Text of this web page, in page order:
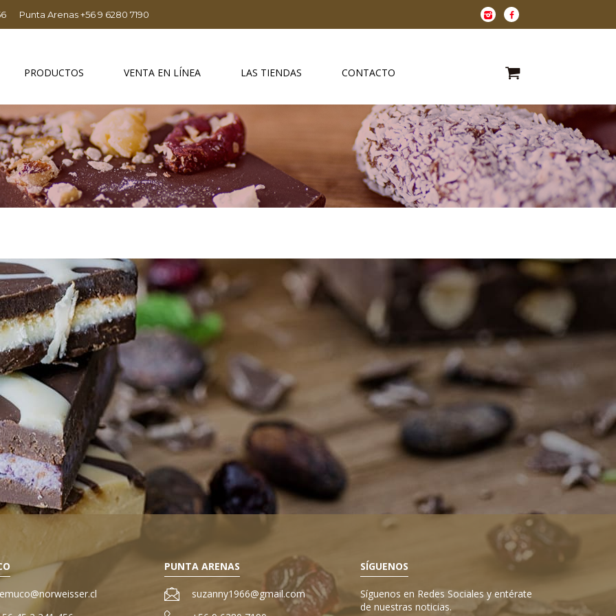
Punta Arenas +56 9 6280 7190
PRODUCTOS VENTA EN LÍNEA LAS TIENDAS CONTACTO
PUNTA ARENAS
suzanny1966@gmail.com
SÍGUENOS
Síguenos en Redes Sociales y entérate
de nuestras noticias.